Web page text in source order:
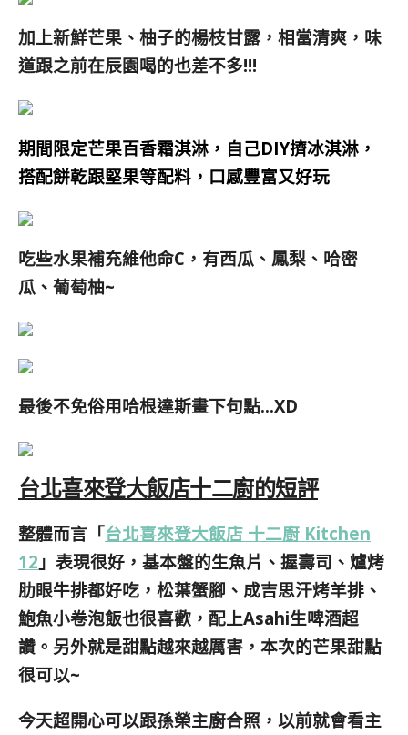
加上新鮮芒果、柚子的楊枝甘露，相當清爽，味
道跟之前在辰園喝的也差不多!!!
期間限定芒果百香霜淇淋，自己DIY擠冰淇淋，
搭配餅乾跟堅果等配料，口感豐富又好玩
吃些水果補充維他命C ，有西瓜、鳳梨、哈密
瓜、葡萄柚~
最後不免俗用哈根達斯畫下句點…XD
台北喜來登大飯店十二廚的短評
整體而言「台北喜來登大飯店 十二廚 Kitchen
12 」表現很好，基本盤的生魚片、握壽司、爐烤
肋眼牛排都好吃，松葉蟹腳、成吉思汗烤羊排、
鮑魚小卷泡飯也很喜歡，配上Asahi生啤酒超
讚。另外就是甜點越來越厲害，本次的芒果甜點
很可以~
今天超開心可以跟孫榮主廚合照，以前就會看主